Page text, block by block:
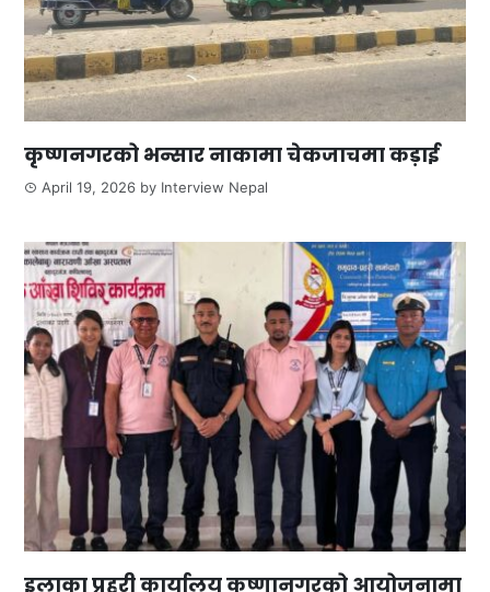
कृष्णनगरको भन्सार नाकामा चेकजाचमा कड़ाई
April 19, 2026 by Interview Nepal
इलाका प्रहरी कार्यालय कृष्णानगरको आयोजनामा